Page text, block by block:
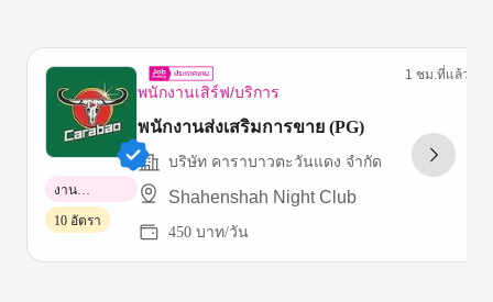
พนักงานเสิร์ฟ/บริการ
1 ชม.ที่แล้ว
พนักงานส่งเสริมการขาย (PG)
บริษัท คาราบาวตะวันแดง จำกัด
Shahenshah Night Club
450 บาท/วัน
งาน
พาร์ทไทม์
10 อัตรา